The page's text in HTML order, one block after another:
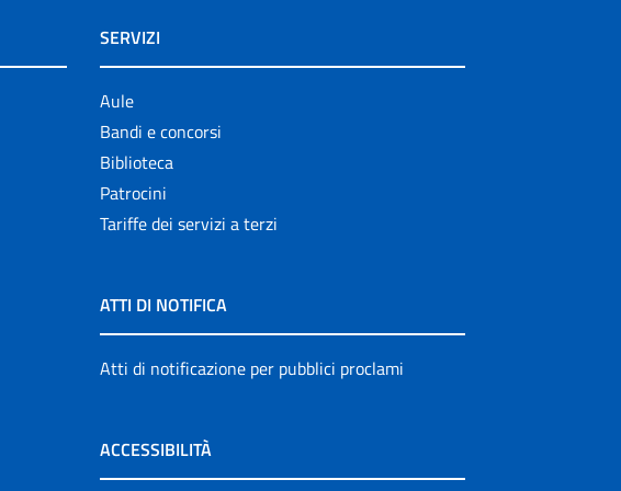
Publications
Rapporti ISS COVID-19 in
Rapporti ISTISAN
Relazioni attività ISS
SERVIZI
Aule
Bandi e concorsi
Biblioteca
Patrocini
Tariffe dei servizi a terzi
ATTI DI NOTIFICA
Atti di notificazione per pubblici proclami
ACCESSIBILITÀ